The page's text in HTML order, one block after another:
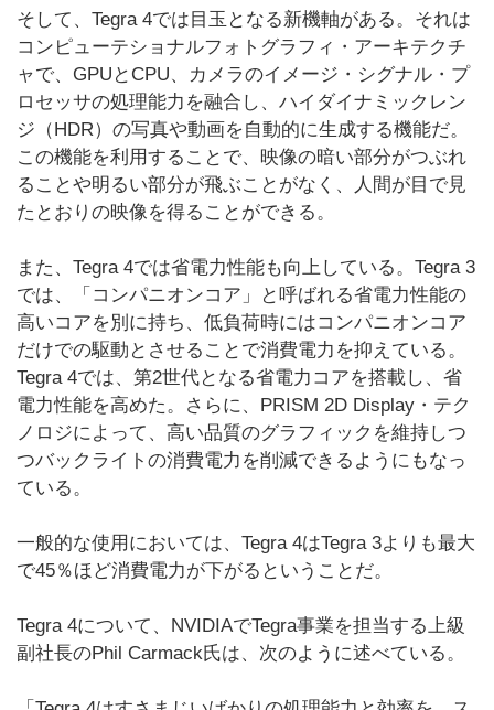
そして、Tegra 4では目玉となる新機軸がある。それは
コンピューテショナルフォトグラフィ・アーキテクチ
ャで、GPUとCPU、カメラのイメージ・シグナル・プ
ロセッサの処理能力を融合し、ハイダイナミックレン
ジ（HDR）の写真や動画を自動的に生成する機能だ。
この機能を利用することで、映像の暗い部分がつぶれ
ることや明るい部分が飛ぶことがなく、人間が目で見
たとおりの映像を得ることができる。
また、Tegra 4では省電力性能も向上している。Tegra 3
では、「コンパニオンコア」と呼ばれる省電力性能の
高いコアを別に持ち、低負荷時にはコンパニオンコア
だけでの駆動とさせることで消費電力を抑えている。
Tegra 4では、第2世代となる省電力コアを搭載し、省
電力性能を高めた。さらに、PRISM 2D Display・テク
ノロジによって、高い品質のグラフィックを維持しつ
つバックライトの消費電力を削減できるようにもなっ
ている。
一般的な使用においては、Tegra 4はTegra 3よりも最大
で45％ほど消費電力が下がるということだ。
Tegra 4について、NVIDIAでTegra事業を担当する上級
副社長のPhil Carmack氏は、次のように述べている。